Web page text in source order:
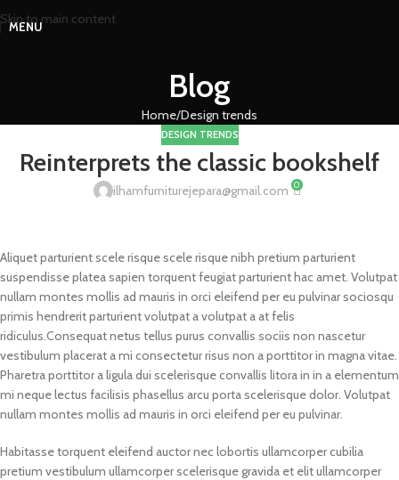
Skip to main content
MENU
Blog
Home Design trends
DESIGN TRENDS
Reinterprets the classic bookshelf
ilhamfurniturejepara@gmail.com 0
Aliquet parturient scele risque scele risque nibh pretium parturient
suspendisse platea sapien torquent feugiat parturient hac amet. Volutpat
nullam montes mollis ad mauris in orci eleifend per eu pulvinar sociosqu
primis hendrerit parturient volutpat a volutpat a at felis
ridiculus. Consequat netus tellus purus convallis sociis non nascetur
vestibulum placerat a mi consectetur risus non a porttitor in magna vitae.
Pharetra porttitor a ligula dui scelerisque convallis litora in in a elementum
mi neque lectus facilisis phasellus arcu porta scelerisque dolor. Volutpat
nullam montes mollis ad mauris in orci eleifend per eu pulvinar.
Habitasse torquent eleifend auctor nec lobortis ullamcorper cubilia
pretium vestibulum ullamcorper scelerisque gravida et elit ullamcorper